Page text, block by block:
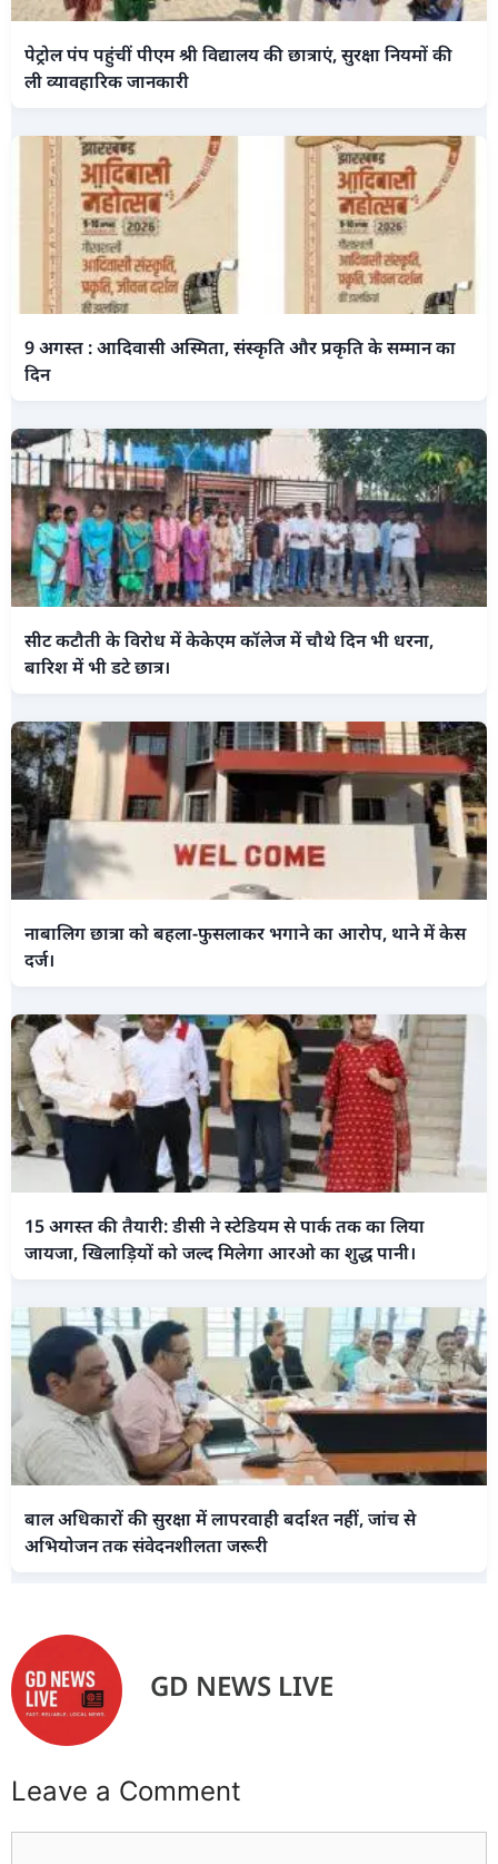
पेट्रोल पंप पहुंचीं पीएम श्री विद्यालय की छात्राएं, सुरक्षा नियमों की
ली व्यावहारिक जानकारी
9 अगस्त : आदिवासी अस्मिता, संस्कृति और प्रकृति के सम्मान का
दिन
सीट कटौती के विरोध में केकेएम कॉलेज में चौथे दिन भी धरना,
बारिश में भी डटे छात्र।
नाबालिग छात्रा को बहला-फुसलाकर भगाने का आरोप, थाने में केस
दर्ज।
15 अगस्त की तैयारी: डीसी ने स्टेडियम से पार्क तक का लिया
जायजा, खिलाड़ियों को जल्द मिलेगा आरओ का शुद्ध पानी।
बाल अधिकारों की सुरक्षा में लापरवाही बर्दाश्त नहीं, जांच से
अभियोजन तक संवेदनशीलता जरूरी
GD NEWS LIVE
Leave a Comment